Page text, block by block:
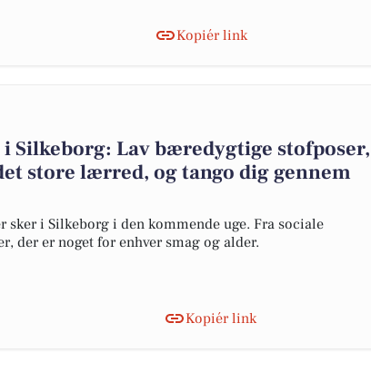
Kopiér link
i Silkeborg: Lav bæredygtige stofposer,
store lærred, og tango dig gennem
sker i Silkeborg i den kommende uge. Fra sociale
der er noget for enhver smag og alder.
Kopiér link